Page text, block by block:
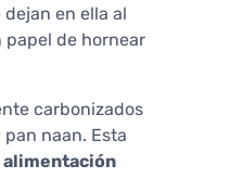
en ella al
papel de hornear
carbonizados
naan. Esta
alimentación